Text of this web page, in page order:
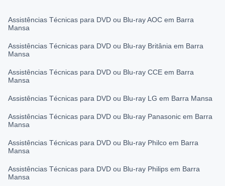
Assistências Técnicas para DVD ou Blu-ray AOC em Barra
Mansa
Assistências Técnicas para DVD ou Blu-ray Britânia em Barra
Mansa
Assistências Técnicas para DVD ou Blu-ray CCE em Barra
Mansa
Assistências Técnicas para DVD ou Blu-ray LG em Barra Mansa
Assistências Técnicas para DVD ou Blu-ray Panasonic em Barra
Mansa
Assistências Técnicas para DVD ou Blu-ray Philco em Barra
Mansa
Assistências Técnicas para DVD ou Blu-ray Philips em Barra
Mansa